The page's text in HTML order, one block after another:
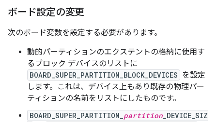
ボード設定の変更
次のボード変数を設定する必要があります。
動的パーティションのエクステントの格納に使用す
るブロック デバイスのリストに
BOARD_SUPER_PARTITION_BLOCK_DEVICES を設定
します。これは、デバイス上もあり既存の物理パー
ティションの名前をリストにしたものです。
BOARD_SUPER_PARTITION_ partition _DEVICE_SIZ